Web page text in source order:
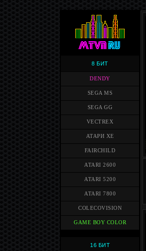
8 БИТ
DENDY
SEGA MS
SEGA GG
VECTREX
АТАРИ XE
FAIRCHILD
ATARI 2600
ATARI 5200
ATARI 7800
COLECOVISION
GAME BOY COLOR
16 БИТ